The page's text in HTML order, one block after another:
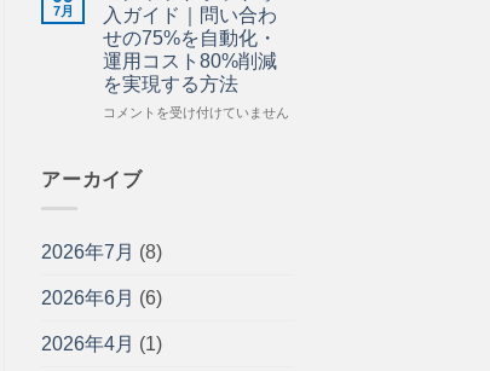
安
全
管
理
効
す
法
導
入
テ
入
支
援
｜
の
に
り
添
パ
型
開
発
（ADF）
と
は？
発
違
メ
ッ
ト・
7月
入ガイド｜問い合わ
せの75%を自動化・
運用コスト80%削減
を実現する方法
AI
ッ
ト
ト
入
イ
コメントを受け付けていません
アーカイブ
2026年7月 (8)
2026年6月 (6)
2026年4月 (1)